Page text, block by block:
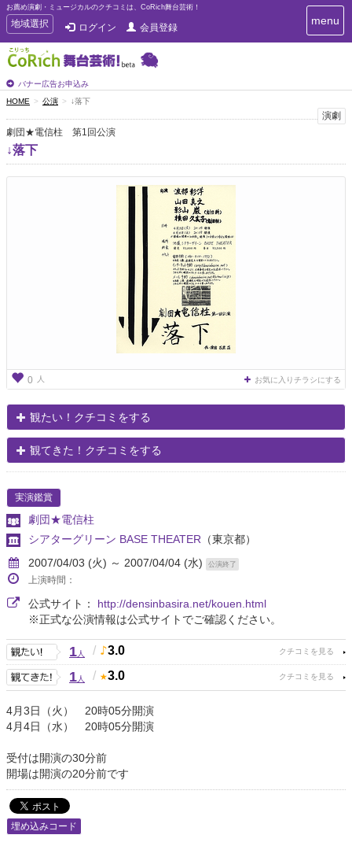
お薦め演劇・ミュージカルのクチコミは、CoRich舞台芸術！
T
o
g
g
e
n
a
v
g
地域選択 ログイン 会員登録
バナー広告お申込み
T
o
i
g
menu
HOME 公演 ↓落下
演劇
劇団★電信柱 第1回公演
↓落下
0 人 お気に入りチラシにする
観たい！クチコミをする
観てきた！クチコミをする
実演鑑賞
劇団★電信柱
シアターグリーン BASE THEATER （東京都）
2007/04/03 (火) ～ 2007/04/04 (水)
公演終了
上演時間：
公式サイト： http://densinbasira.net/kouen.html
※正式な公演情報は公式サイトでご確認ください。
1人 / 3.0
1人 / 3.0
4月3日（火） 20時05分開演
4月4日（水） 20時05分開演
受付は開演の30分前
開場は開演の20分前です
埋め込みコード